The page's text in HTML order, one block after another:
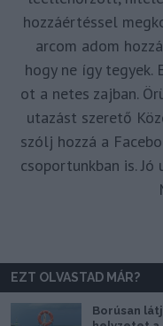
hozzáértéssel
arcom adom
hogy ne így tegyek.
ot a netes zajban.
utazást szerető
szólj hozzá a
csoportunkban is. Jó
EZT OLVASTAD MÁR?
Borúsan